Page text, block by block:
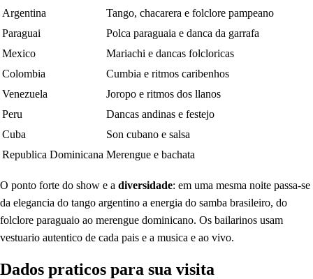
Argentina
Tango, chacarera e folclore pampeano
Paraguai
Polca paraguaia e danca da garrafa
Mexico
Mariachi e dancas folcloricas
Colombia
Cumbia e ritmos caribenhos
Venezuela
Joropo e ritmos dos llanos
Peru
Dancas andinas e festejo
Cuba
Son cubano e salsa
Republica Dominicana Merengue e bachata
O ponto forte do show e a diversidade: em uma mesma noite passa-se
da elegancia do tango argentino a energia do samba brasileiro, do
folclore paraguaio ao merengue dominicano. Os bailarinos usam
vestuario autentico de cada pais e a musica e ao vivo.
Dados praticos para sua visita